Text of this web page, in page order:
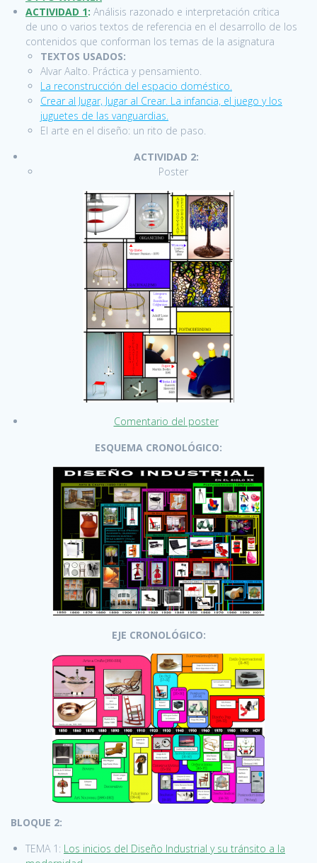
ACTIVIDAD 1: Análisis razonado e interpretación crítica
de uno o varios textos de referencia en el desarrollo de los
contenidos que conforman los temas de la asignatura
TEXTOS USADOS:
Alvar Aalto. Práctica y pensamiento.
La reconstrucción del espacio doméstico.
Crear al Jugar, Jugar al Crear. La infancia, el juego y los
juguetes de las vanguardias.
El arte en el diseño: un rito de paso.
ACTIVIDAD 2:
Poster
Comentario del poster
ESQUEMA CRONOLÓGICO:
EJE CRONOLÓGICO:
BLOQUE 2:
TEMA 1: Los inicios del Diseño Industrial y su tránsito a la